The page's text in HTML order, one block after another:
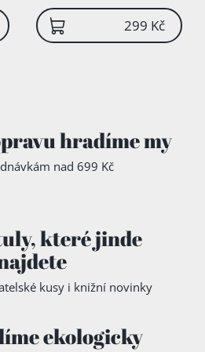
299 Kč
hradíme my
nad 699 Kč
které jinde
kusy i knižní novinky
ekologicky
košíku!